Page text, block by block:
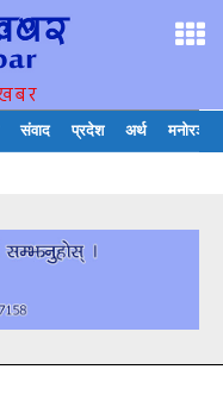
संवाद प्रदेश अर्थ मनोरञ्जन